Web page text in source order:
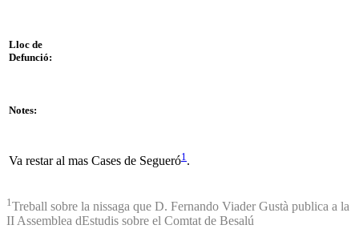
Lloc de
Defunció:
Notes:
Va restar al mas Cases de Segueró1 .
1 Treball sobre la nissaga que D. Fernando Viader Gustà publica a la
II Assemblea dEstudis sobre el Comtat de Besalú